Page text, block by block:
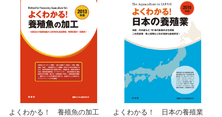
よくわかる！ 養殖魚の加工 よくわかる！ 日本の養殖業